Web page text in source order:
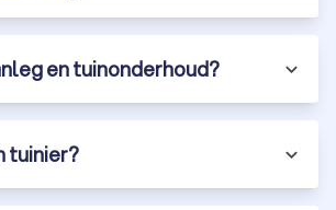
en tuinonderhoud?
tuinier?